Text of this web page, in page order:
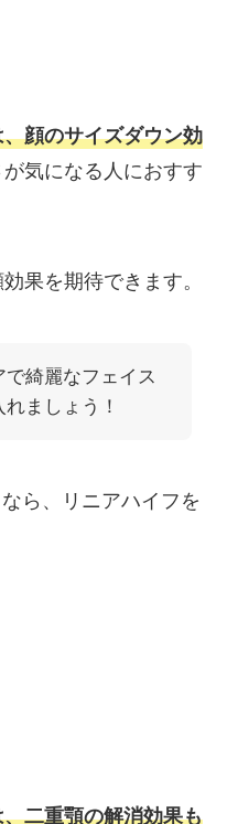
顔のサイズダウン効
気になる人におすす
果を期待できます。
綺麗なフェイス
ましょう！
ら、リニアハイフを
二重顎の解消効果も